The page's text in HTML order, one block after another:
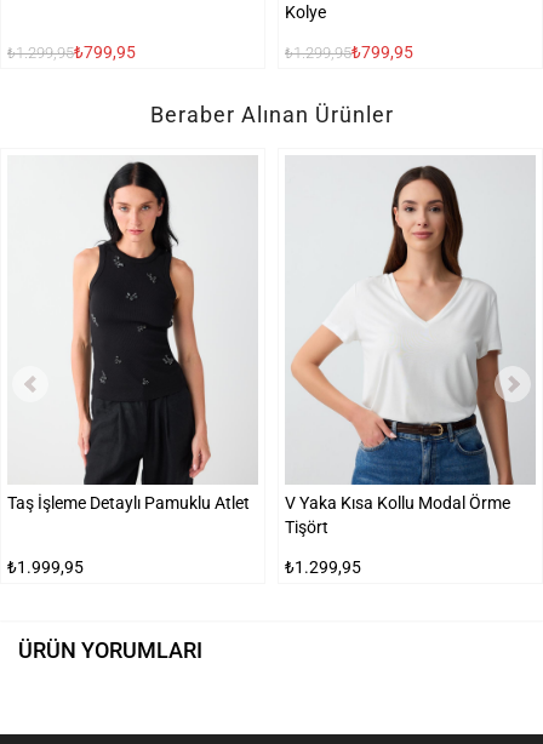
₺1.299,95₺799,95
Kolye
₺1.299,95₺799,95
Beraber Alınan Ürünler
Taş İşleme Detaylı Pamuklu Atlet
₺1.999,95
V Yaka Kısa Kollu Modal Örme
Tişört
₺1.299,95
ÜRÜN YORUMLARI